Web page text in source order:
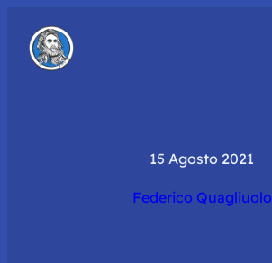
15 Agosto 2021
Federico Quagliuolo